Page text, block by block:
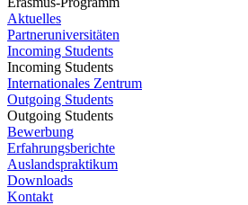
Aktuelles
Partneruniversitäten
Incoming Students
Incoming Students
Internationales Zentrum
Outgoing Students
Outgoing Students
Bewerbung
Erfahrungsberichte
Auslandspraktikum
Downloads
Kontakt